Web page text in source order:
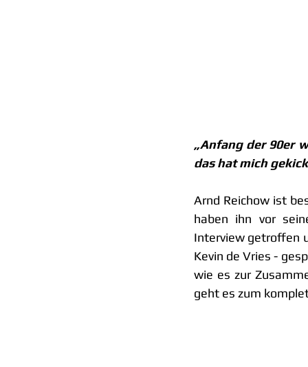
„Anfang der 90er
das hat mich
Arnd Reichow ist
haben ihn vor
Interview getroffen
Kevin de Vries -
wie es zur
geht es zum